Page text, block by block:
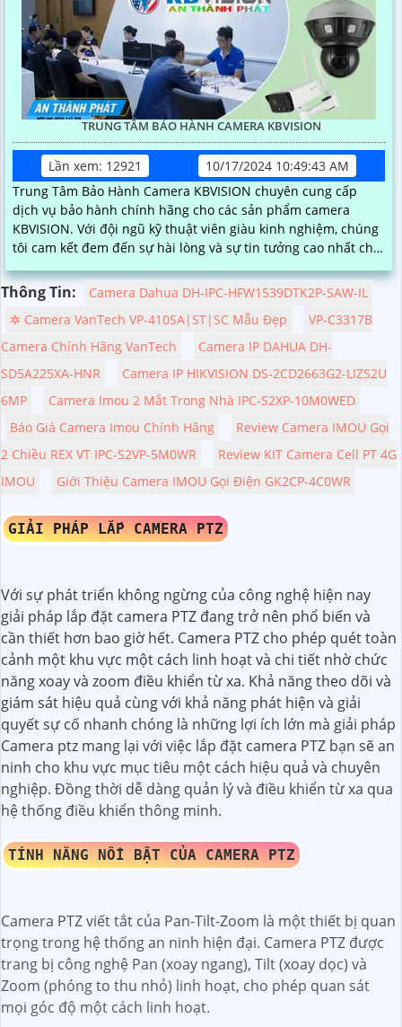
TRUNG TÂM BẢO HÀNH CAMERA KBVISION
Lần xem: 12921
10/17/2024 10:49:43 AM
Trung Tâm Bảo Hành Camera KBVISION chuyên cung cấp
dịch vụ bảo hành chính hãng cho các sản phẩm camera
KBVISION. Với đội ngũ kỹ thuật viên giàu kinh nghiệm, chúng
tôi cam kết đem đến sự hài lòng và sự tin tưởng cao nhất cho
khách hàng
Thông Tin:
Camera Dahua DH-IPC-HFW1539DTK2P-SAW-IL
✲ Camera VanTech VP-410SA|ST|SC Mẫu Đẹp
VP-C3317B
Camera Chính Hãng VanTech
Camera IP DAHUA DH-
SD5A225XA-HNR
Camera IP HIKVISION DS-2CD2663G2-LIZS2U
6MP
Camera Imou 2 Mắt Trong Nhà IPC-S2XP-10M0WED
Báo Giá Camera Imou Chính Hãng
Review Camera IMOU Gọi
2 Chiều REX VT IPC-S2VP-5M0WR
Review KIT Camera Cell PT 4G
IMOU
Giới Thiệu Camera IMOU Gọi Điện GK2CP-4C0WR
GIẢI PHÁP LẮP CAMERA PTZ
Với sự phát triển không ngừng của công nghệ hiện nay
giải pháp lắp đặt camera PTZ đang trở nên phổ biến và
cần thiết hơn bao giờ hết. Camera PTZ cho phép quét toàn
cảnh một khu vực một cách linh hoạt và chi tiết nhờ chức
năng xoay và zoom điều khiển từ xa. Khả năng theo dõi và
giám sát hiệu quả cùng với khả năng phát hiện và giải
quyết sự cố nhanh chóng là những lợi ích lớn mà giải pháp
Camera ptz mang lại với việc lắp đặt camera PTZ bạn sẽ an
ninh cho khu vực mục tiêu một cách hiệu quả và chuyên
nghiệp. Đồng thời dễ dàng quản lý và điều khiển từ xa qua
hệ thống điều khiển thông minh.
TÍNH NĂNG NỔI BẬT CỦA CAMERA PTZ
Camera PTZ viết tắt của Pan-Tilt-Zoom là một thiết bị quan
trọng trong hệ thống an ninh hiện đại. Camera PTZ được
trang bị công nghệ Pan (xoay ngang), Tilt (xoay dọc) và
Zoom (phóng to thu nhỏ) linh hoạt, cho phép quan sát
mọi góc độ một cách linh hoạt.